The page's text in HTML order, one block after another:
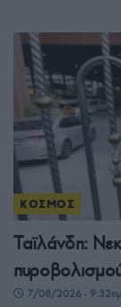
ΚΟΣΜΟΣ
Ταϊλάνδη:
7/08/2026 - 9:32πμ